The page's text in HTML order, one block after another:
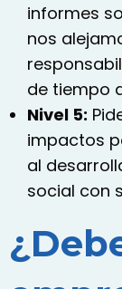
informes
nos
de tiempo
Nivel 5:
impactos
al
social con